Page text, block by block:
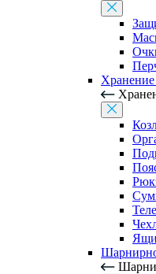
Хранение